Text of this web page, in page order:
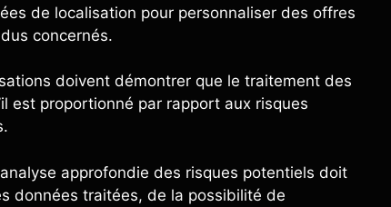
de localisation pour personnaliser des offres
concernés.
doivent démontrer que le traitement des
est proportionné par rapport aux risques
approfondie des risques potentiels doit
données traitées, de la possibilité de